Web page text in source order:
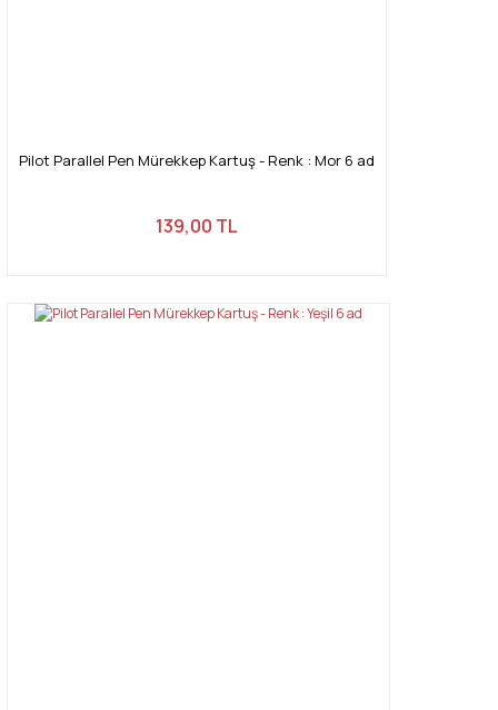
Pilot Parallel Pen Mürekkep Kartuş - Renk : Mor 6 ad
139,00 TL